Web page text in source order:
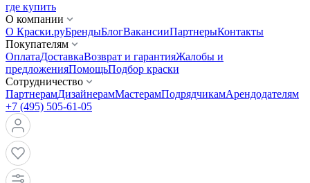
где купить
О компании
О Краски.руБрендыБлогВакансииПартнерыКонтакты
Покупателям
ОплатаДоставкаВозврат и гарантияЖалобы и
предложенияПомощьПодбор краски
Сотрудничество
ПартнерамДизайнерамМастерамПодрядчикамАрендодателям
+7 (495) 505-61-05